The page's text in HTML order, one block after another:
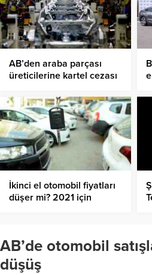
AB’den araba parçası
üreticilerine kartel cezası
İkinci el otomobil fiyatları
düşer mi? 2021 için
AB’de otomobil
düşüş